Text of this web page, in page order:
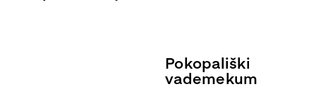
Pokopališki
vademekum